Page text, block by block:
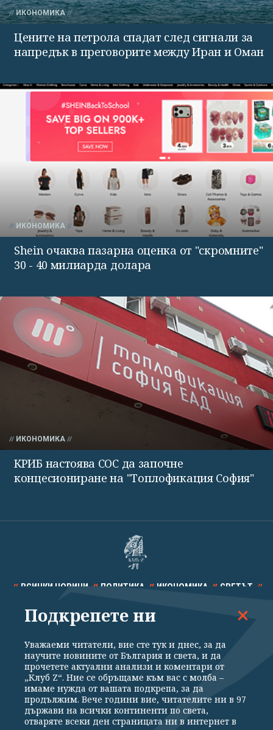
ИКОНОМИКА
Цените на петрола спадат след сигнали за
напредък в преговорите между Иран и Оман
ИКОНОМИКА
Shein очаква пазарна оценка от "скромните"
30 - 40 милиарда долара
ИКОНОМИКА
КРИБ настоява СОС да започне
концесиониране на "Топлофикация София"
ВСИЧКИ НОВИНИ ПОЛИТИКА ИКОНОМИКА СВЕТЪТ
СПОРТ КУЛТУРА ТЕХНОЛОГИИ КАЛЕЙДОСКОП
Общи условия
Политика за поверителност
Реклама
Партньори Контакти За Клуб Z
Подкрепете ни
Уважаеми читатели, вие сте тук и днес, за да
научите новините от България и света, и да
прочетете актуални анализи и коментари от
„Клуб Z“. Ние се обръщаме към вас с молба –
имаме нужда от вашата подкрепа, за да
продължим. Вече години вие, читателите ни в 97
държави на всички континенти по света,
отваряте всеки ден страницата ни в интернет в